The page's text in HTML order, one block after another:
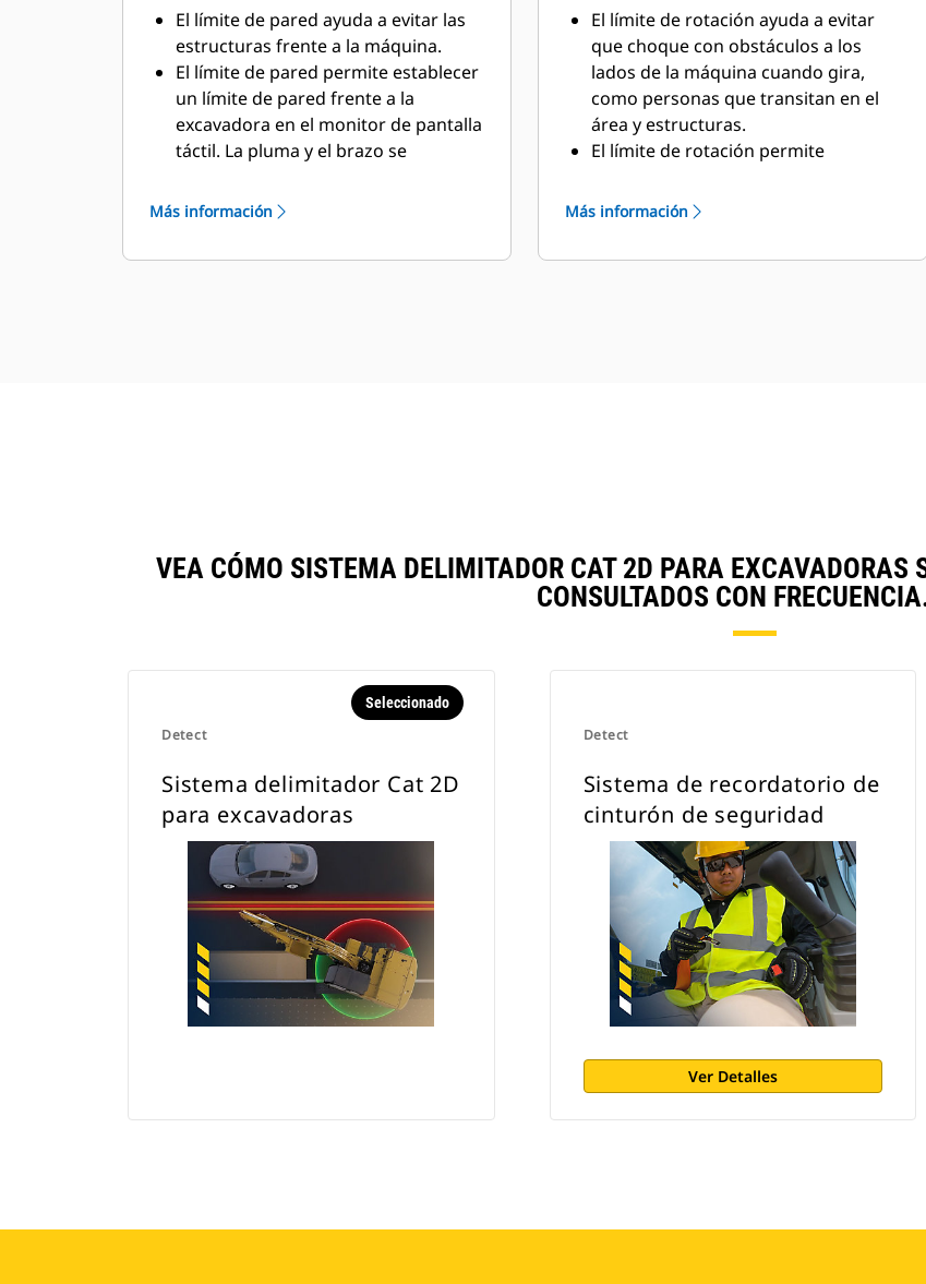
El límite de pared ayuda a evitar las
estructuras frente a la máquina.
El límite de pared permite establecer
un límite de pared frente a la
excavadora en el monitor de pantalla
táctil. La pluma y el brazo se
límite.
Más información
El límite de rotación ayuda a evitar
que choque con obstáculos a los
lados de la máquina cuando gira,
como personas que transitan en el
área y estructuras.
El límite de rotación permite
laterales de la excavadora en el
el brazo se detendrán para evitar
Más información
VEA CÓMO SISTEMA DELIMITADOR CAT 2D PARA EXCAVADORAS
CONSULTADOS CON
Detect
Seleccionado
Sistema delimitador Cat 2D
para excavadoras
Detect
Sistema de recordatorio de
cinturón de seguridad
Ver Detalles